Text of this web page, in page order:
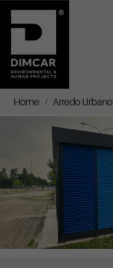
Home Arredo Urbano